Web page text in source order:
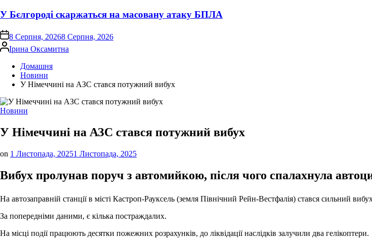
У Бєлгороді скаржаться на масовану атаку БПЛА
on8 Серпня, 20268 Серпня, 2026
Опубліковано
Ірина Оксамитна
Домашня
Новини
У Німеччині на АЗС стався потужний вибух
Опублікувати
Новини
У Німеччині на АЗС стався потужний вибух
on 1 Листопада, 20251 Листопада, 2025
Вибух пролунав поруч з автомийкою, після чого спалахнула
На автозаправній станції в місті Кастроп-Рауксель (земля Північний Рейн-Вестфалія) стався сильний
За попередніми даними, є кілька постраждалих.
На місці події працюють десятки пожежних розрахунків, до ліквідації наслідків залучили два гелікоптери.